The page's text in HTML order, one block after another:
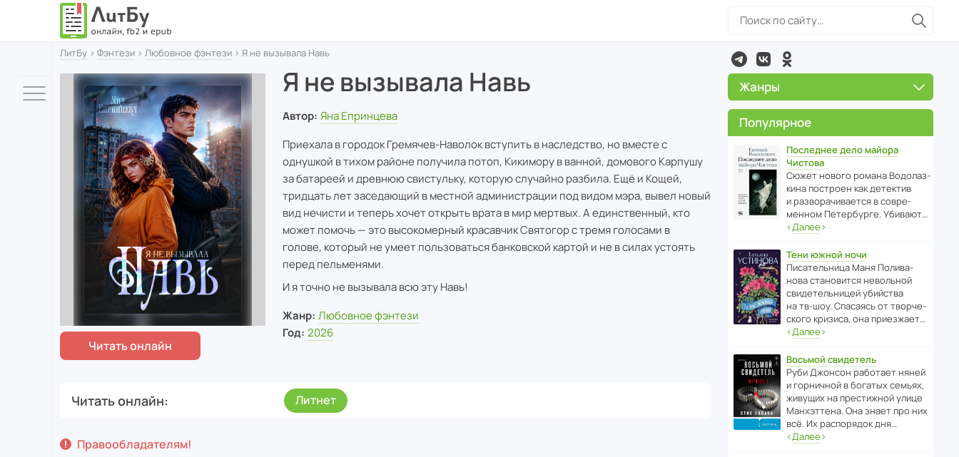
ЛитБу › Фэнтези › Любовное фэнтези › Я не вызывала Навь
Я не вызывала Навь
Автор: Яна Епринцева
Приехала в городок Гремячев-Наволок вступить в наследство, но вместе с
однушкой в тихом районе получила потоп, Кикимору в ванной, домового Карпушу
за батареей и древнюю свистульку, которую случайно разбила. Ещё и Кощей,
тридцать лет заседающий в местной администрации под видом мэра, вывел новый
вид нечисти и теперь хочет открыть врата в мир мертвых. А единственный, кто
может помочь — это высокомерный красавчик Святогор с тремя голосами в
голове, который не умеет пользоваться банковской картой и не в силах устоять
перед пельменями.
И я точно не вызывала всю эту Навь!
Жанр: Любовное фэнтези
Год: 2026
Читать онлайн Литнет
Правообладателям!
Жанры
Популярное
Последнее дело майора
Чистова
Сюжет нового романа Водо­ла­з­
кина пост­роен как дете­ктив
и разво­ра­чи­ва­ется в совре­
менном Пете­р­бурге. Убивают…
‹Далее›
Тени южной ночи
Писа­тель­ница Маня Поли­ва­
нова стано­вится невольной
свиде­тель­ницей убийства
на тв-шоу. Спасаясь от твор­че­
с­кого кризиса, она приезжает…
‹Далее›
Восьмой свидетель
Руби Джонсон рабо­тает няней
и горни­чной в богатых семьях,
живущих на прес­ти­жной улице
Манх­эт­тена. Она знает про них
всё. Их распо­рядок дня…
‹Далее›